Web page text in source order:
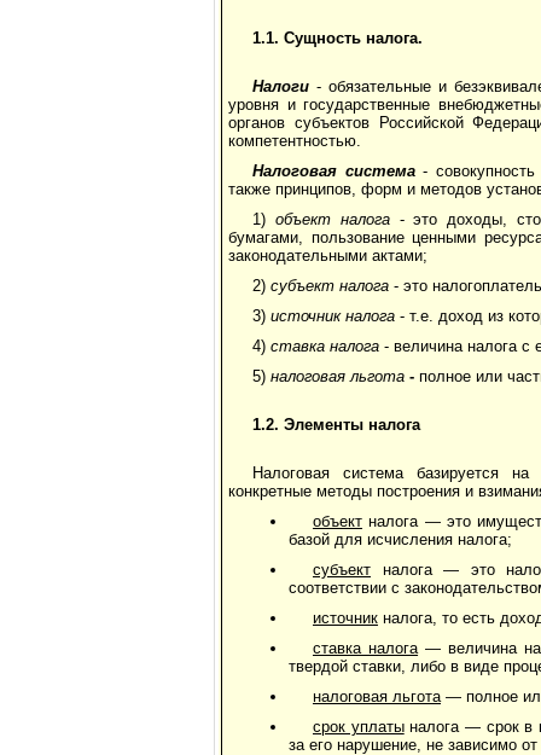
1.1. Сущность налога.
Налоги - обязательные и
уровня и государственные
органов субъектов Российской
компетентностью.
Налоговая система- совокупность
также принципов, форм и методов
1) объект налога- это доходы,
бумагами, пользование ценными
законодательными актами;
2) субъект налога - это
3) источник налога - т.е. доход из
4) ставка налога - величина налога с
5) налоговая льгота - полное или
1.2. Элементы налога
Налоговая система базируется на
конкретные методы построения и
объект налога — это
базой для исчисления налога;
субъект налога — это
соответствии с
источник налога, то есть
ставка налога— величина
твердой ставки, либо в виде
налоговая льгота— полное
срок уплатыналога — срок в
за его нарушение, не зависимо